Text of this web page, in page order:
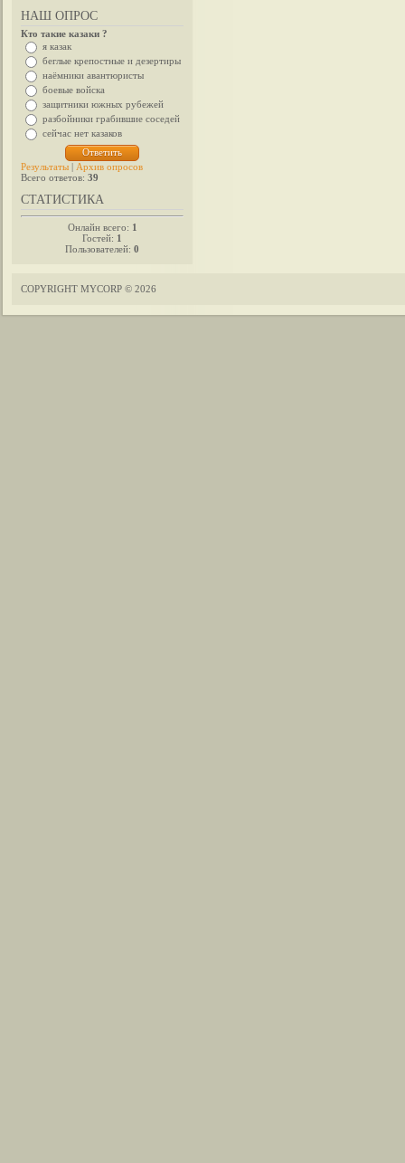
НАШ ОПРОС
Кто такие казаки ?
я казак
беглые крепостные и дезертиры
наёмники авантюристы
боевые войска
защитники южных рубежей
разбойники грабившие соседей
сейчас нет казаков
Результаты | Архив опросов
Всего ответов: 39
СТАТИСТИКА
Онлайн всего: 1
Гостей: 1
Пользователей: 0
COPYRIGHT MYCORP © 2026